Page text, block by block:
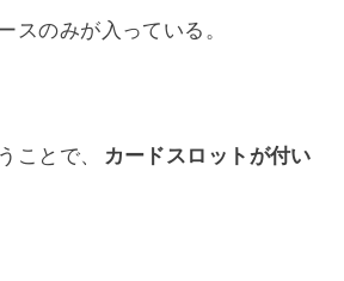
スのみが入っている。
ことで、
カードスロットが付い